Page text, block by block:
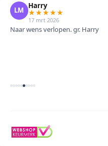
LM
Harry
★★★★★
17 mrt 2026
Naar wens verlopen. gr. Harry